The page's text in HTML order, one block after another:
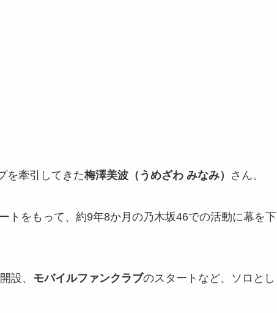
を牽引してきた梅澤美波（うめざわ みなみ） さん。
トをもって、約9年8か月の乃木坂46での活動に幕を下
設、 モバイルファンクラブのスタートなど、ソロとし